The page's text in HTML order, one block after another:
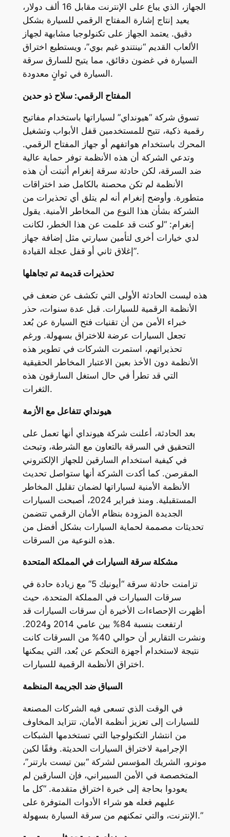
الجهاز، الذي يباع على الإنترنت مقابل 16 ألف دولار،
يعيد إنتاج إشارة المفتاح الرقمي للسيارة بشكل
دقيق. يعتمد الجهاز على تكنولوجيا مشابهة لجهاز
الألعاب القديم “نينتندو غيم بوي”، ويستطيع اختراق
السيارة في غضون دقائق، مما يتيح للسارق سرقة
السيارة في ثوانٍ معدودة.
المفتاح الرقمي: سلاح ذو حدين
تسوق شركة “هيونداي” لسياراتها باستخدام مفاتيح
رقمية ذكية، تتيح للمستخدمين قفل الأبواب وتشغيل
المحرك باستخدام هواتفهم أو جهاز المفتاح الرقمي.
وتدعي الشركة أن هذه الأنظمة توفر حماية عالية
ضد السرقة، لكن حادثة سرقة إنغرام أثبتت أن هذه
الأنظمة لم تكن محصنة بالكامل ضد اختراقات
متطورة. وأوضح إنغرام أنه لم يتلق أي تحذيرات من
الشركة بشأن هذا النوع من المخاطر الأمنية. يقول
إنغرام: “لو كنت قد علمت عن هذا الخطر، لكانت
لدي خيارات أخرى لتأمين سيارتي مثل إضافة جهاز
إغلاق ثاني أو قفل عجلة القيادة”.
تحذيرات قديمة تم تجاهلها
هذه ليست الحادثة الأولى التي تكشف عن ضعف في
الأنظمة الرقمية للسيارات. قبل عدة سنوات، حذر
خبراء الأمن من أن تقنيات فتح السيارة عن بُعد
تجعل السيارات عرضة للاختراق بسهولة. ورغم
تحذيراتهم، استمرت الشركات في تطوير هذه
الأنظمة دون الأخذ بعين الاعتبار المخاطر الحقيقية
التي قد تطرأ في حال استغل السارقون هذه
الثغرات.
هيونداي تتفاعل مع الأزمة
بعد الحادثة، أعلنت شركة هيونداي أنها تعمل على
التحقيق في السرقة بالتعاون مع الشرطة، وتبحث
في كيفية استخدام السارقين للجهاز الإلكتروني
المقرصن. كما أكدت الشركة أنها ستواصل تحديث
الأنظمة الأمنية لسياراتها لضمان تقليل المخاطر
المستقبلية. ومنذ فبراير 2024، أصبحت السيارات
الجديدة المزودة بنظام الأمان الرقمي تتضمن
تحديثات مصممة لحماية السيارات بشكل أفضل من
هذه النوعية من السرقات.
مشكلة سرقة السيارات في المملكة المتحدة
تزامنت حادثة سرقة “أيونيك 5” مع زيادة حادة في
سرقات السيارات في المملكة المتحدة، حيث
أظهرت الإحصاءات الأخيرة أن سرقات السيارات قد
ارتفعت بنسبة 84% بين عامي 2014 و2024.
ونشرت التقارير أن حوالي 40% من السرقات كانت
نتيجة لاستخدام أجهزة التحكم عن بُعد، التي يمكنها
اختراق الأنظمة الرقمية للسيارات.
السباق ضد الجريمة المنظمة
في الوقت الذي تسعى فيه الشركات المصنعة
للسيارات إلى تعزيز أنظمة الأمان، تتزايد المخاوف
من انتشار التكنولوجيا التي تستخدمها الشبكات
الإجرامية لاختراق السيارات الحديثة. وفقًا لكين
مونرو، الشريك المؤسس لشركة “بين تيست بارتنر”،
المتخصصة في الأمن السيبراني، فإن السارقين لم
يعودوا بحاجة إلى خبرة اختراق متقدمة. “كل ما
عليهم فعله هو شراء الأدوات المتوفرة على
الإنترنت، والتي تمكنهم من سرقة السيارة بسهولة.”